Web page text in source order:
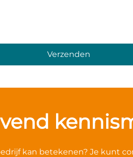
kan betekenen? Je kunt